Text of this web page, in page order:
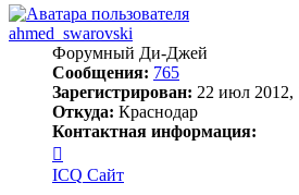
началу
ahmed_swarovski
Форумный Ди-Джей
Сообщения: 765
Зарегистрирован: 22 июл 2012,
Откуда: Краснодар
Контактная информация:
информация
пользователя
ICQ Сайт